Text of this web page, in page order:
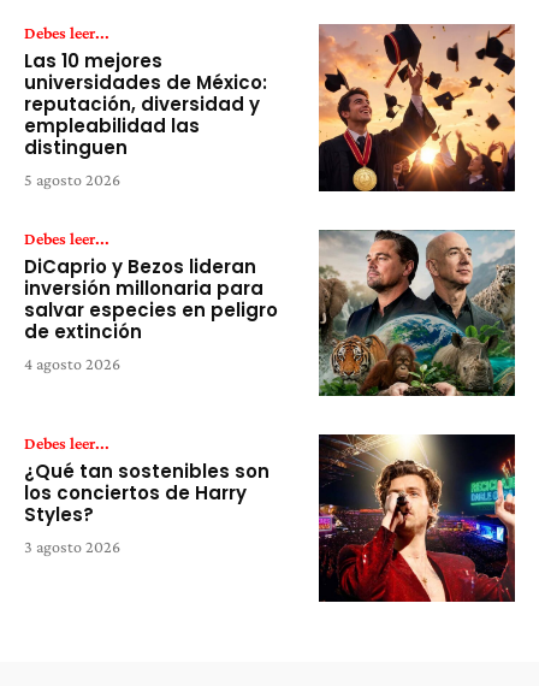
Debes leer...
Las 10 mejores
universidades de México:
reputación, diversidad y
empleabilidad las
distinguen
5 agosto 2026
Debes leer...
DiCaprio y Bezos lideran
inversión millonaria para
salvar especies en peligro
de extinción
4 agosto 2026
Debes leer...
¿Qué tan sostenibles son
los conciertos de Harry
Styles?
3 agosto 2026